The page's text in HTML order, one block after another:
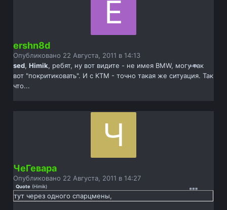
ershn8d
Опубликовано 22 Августа, 2011 в 14:13
sed,Himik, ребят, ну вот видите - не имея BMW, могу так
вот "покритиковать". И с KTM - точно такая же ситуация. Так
что...
ЧеГевара
Опубликовано 22 Августа, 2011 в 14:27
Quote (Himik)
тут через одного спарцмены,